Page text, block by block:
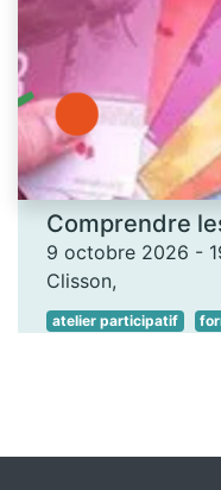
9 octobre 2026 -
Clisson,
atelier participatif